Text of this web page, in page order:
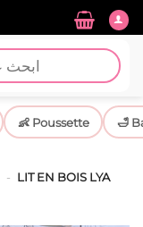
👶 Poussette 🛁
- LIT EN BOIS LYA